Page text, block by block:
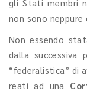
gli Stati membri
non sono
Non essendo
dalla successiva
“federalistica” di
reati ad una